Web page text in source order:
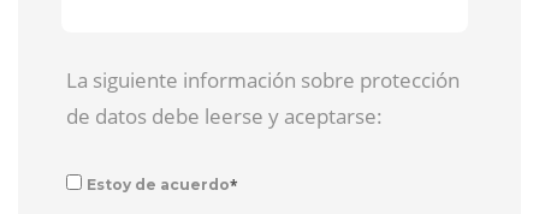
La siguiente información sobre protección
de datos debe leerse y aceptarse:
Estoy de acuerdo*